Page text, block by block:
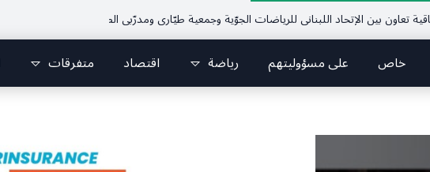
بين الإتحاد اللبناني للرياضات الجوّية وجمعية طيّاري ومدرّبي الطيران الشراعي
خاص على مسؤوليتهم رياضة اقتصاد متفرقات